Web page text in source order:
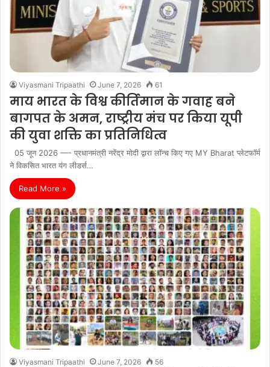
Viyasmani Tripaathi June 7, 2026 61
माय भारत के विश्व कीर्तिमान के गवाह बने
बागपत के अमन, राष्ट्रीय मंच पर किया यूपी
की युवा शक्ति का प्रतिनिधित्व
05 जून 2026 —- प्रधानमंत्री नरेंद्र मोदी द्वारा लॉन्च किए गए MY Bharat प्लेटफॉर्म
ने विकसित भारत यंग लीडर्स…
Read More »
Viyasmani Tripaathi June 7, 2026 56